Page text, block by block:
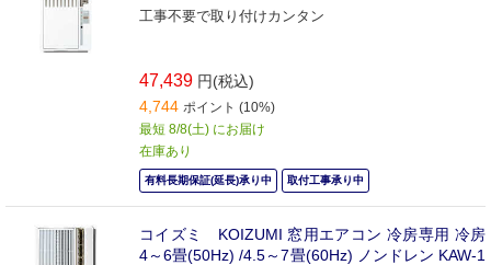
工事不要で取り付けカンタン
47,439 円(税込)
4,744 ポイント (10%)
最短 8/8(土) にお届け
在庫あり
有料長期保証(延長)承り中 取付工事承り中
コイズミ KOIZUMI 窓用エアコン 冷房専用 冷房
4～6畳(50Hz) /4.5～7畳(60Hz) ノンドレン KAW-1